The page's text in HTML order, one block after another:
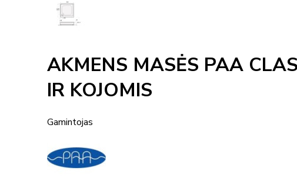
AKMENS MASĖS PAA
IR KOJOMIS
Gamintojas